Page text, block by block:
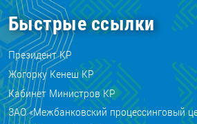
Быстрые ссылки
Президент КР
Жогорку Кенеш КР
Кабинет Министров КР
ЗАО «Межбанковский процессинговый